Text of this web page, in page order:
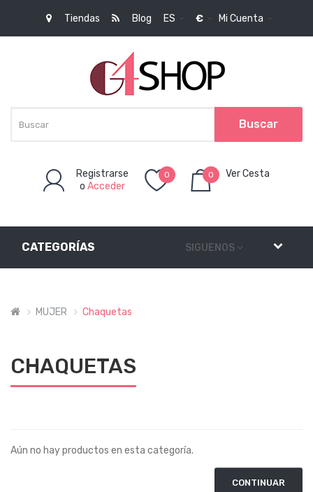
Tiendas Blog ES € Mi Cuenta
Buscar
Registrarse
o Acceder
0
0
Artículo(s)
0,00€
Ver Cesta
SIGUENOS
CATEGORÍAS
MUJER Chaquetas
CHAQUETAS
Aún no hay productos en esta categoría.
CONTINUAR